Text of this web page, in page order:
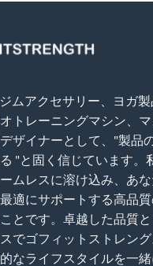
ムアクセサリー、ヨガ製
トレーニングマシン、
ザイナーとして、"製品
"と固く信じています。
ムレスに溶け込み、あ
適にサポートする高品
とです。卓越した品質
でゴフィットストレン
なライフスタイルを一